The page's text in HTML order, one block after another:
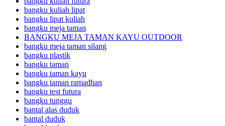
bangku kuliah lipat
bangku lipat kuliah
bangku meja taman
BANGKU MEJA TAMAN KAYU OUTDOOR
bangku meja taman silang
bangku plastik
bangku taman
bangku taman kayu
bangku taman ramadhan
bangku test futura
bangku tunggu
bantal alas duduk
bantal duduk